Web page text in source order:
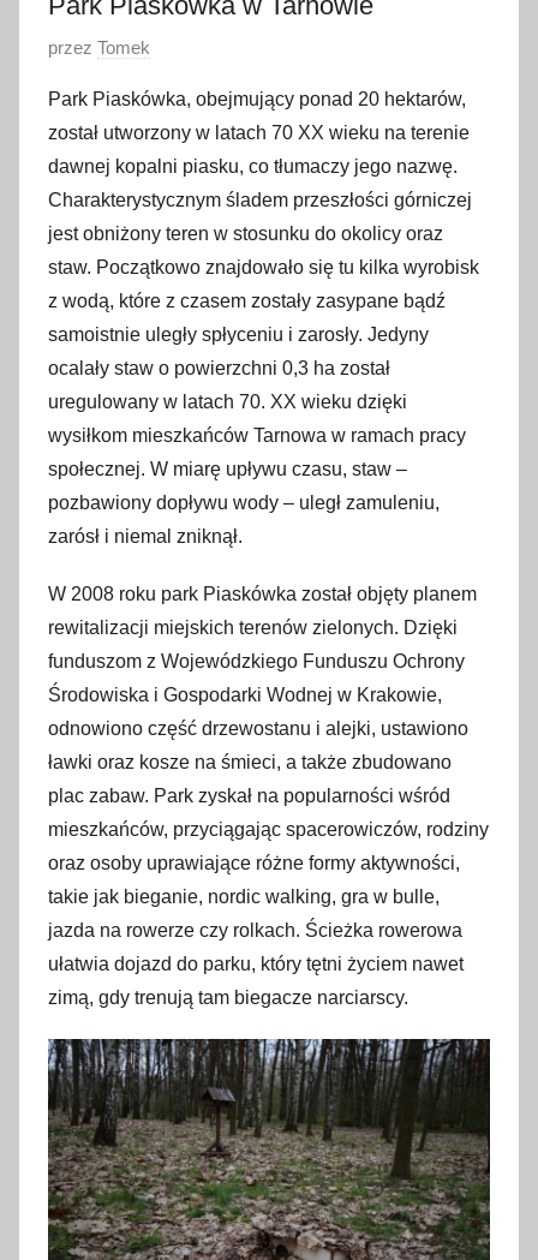
O
u
b
l
i
k
o
w
a
n
w
i
i
a
2
0
2
3
przez Tomek
Park Piaskówka, obejmujący ponad 20 hektarów,
został utworzony w latach 70 XX wieku na terenie
dawnej kopalni piasku, co tłumaczy jego nazwę.
Charakterystycznym śladem przeszłości górniczej
jest obniżony teren w stosunku do okolicy oraz
staw. Początkowo znajdowało się tu kilka wyrobisk
z wodą, które z czasem zostały zasypane bądź
samoistnie uległy spłyceniu i zarosły. Jedyny
ocalały staw o powierzchni 0,3 ha został
uregulowany w latach 70. XX wieku dzięki
wysiłkom mieszkańców Tarnowa w ramach pracy
społecznej. W miarę upływu czasu, staw –
pozbawiony dopływu wody – uległ zamuleniu,
zarósł i niemal zniknął.
W 2008 roku park Piaskówka został objęty planem
rewitalizacji miejskich terenów zielonych. Dzięki
funduszom z Wojewódzkiego Funduszu Ochrony
Środowiska i Gospodarki Wodnej w Krakowie,
odnowiono część drzewostanu i alejki, ustawiono
ławki oraz kosze na śmieci, a także zbudowano
plac zabaw. Park zyskał na popularności wśród
mieszkańców, przyciągając spacerowiczów, rodziny
oraz osoby uprawiające różne formy aktywności,
takie jak bieganie, nordic walking, gra w bulle,
jazda na rowerze czy rolkach. Ścieżka rowerowa
ułatwia dojazd do parku, który tętni życiem nawet
zimą, gdy trenują tam biegacze narciarscy.